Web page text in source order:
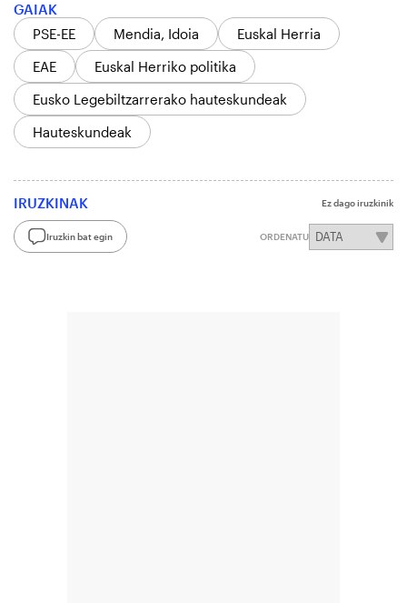
GAIAK
PSE-EE
Mendia, Idoia
Euskal Herria
EAE
Euskal Herriko politika
Eusko Legebiltzarrerako hauteskundeak
Hauteskundeak
IRUZKINAK Ez dago iruzkinik
Iruzkin bat egin ORDENATU